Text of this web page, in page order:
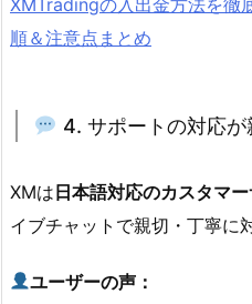
順＆注意点まとめ
4. サポートの対応が
XMは日本語対応のカスタマー
イブチャットで親切・丁寧に
ユーザーの声：